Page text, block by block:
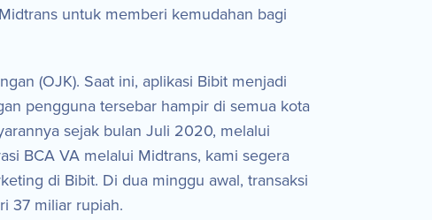
untuk memberi kemudahan bagi
(OJK). Saat ini, aplikasi Bibit menjadi
pengguna tersebar hampir di semua kota
sejak bulan Juli 2020, melalui
BCA VA melalui Midtrans, kami segera
di Bibit. Di dua minggu awal, transaksi
37 miliar rupiah.